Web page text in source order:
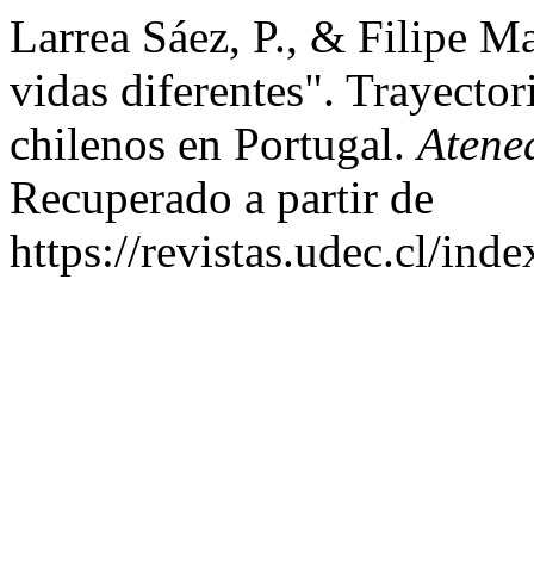
Larrea Sáez, P., & Filipe
vidas diferentes".
chilenos en Portugal.
Recuperado a partir de
https://revistas.udec.cl/